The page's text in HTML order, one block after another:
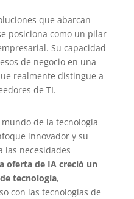
que abarcan
posiciona como un pilar
Su capacidad
de negocio en una
realmente distingue a
de TI.
mundo de la tecnología
innovador y su
las necesidades
oferta de IA creció un
tecnología,
con las tecnologías de